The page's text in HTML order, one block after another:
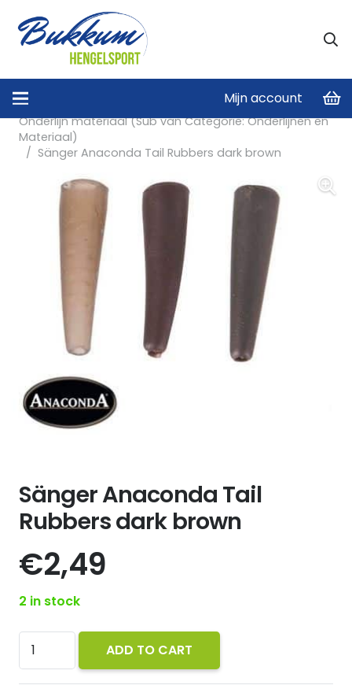
Mijn account
Home
Onderlijn materiaal (Sub van Categorie: Onderlijnen en
Materiaal)
/ Sänger Anaconda Tail Rubbers dark brown
Sänger Anaconda Tail
Rubbers dark brown
€2,49
2 in stock
Sänger
Anaconda
Tail
ADD TO CART